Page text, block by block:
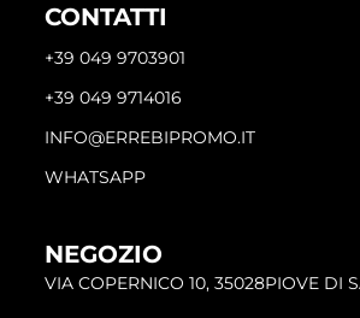
CONTATTI
+39 049 9703901
+39 049 9714016
INFO@ERREBIPROMO.IT
WHATSAPP
NEGOZIO
VIA COPERNICO 10, 35028PIOVE DI